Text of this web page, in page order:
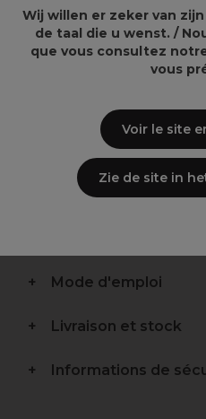
Information importante :
Haute performance
Stabilité de l’appareil
Nomade
Qualité professionnelle
Mode d'emploi
Livraison et stock
Informations de
Wij willen er zeker van
de taal die u wenst. /
que vous consultez
vous
Voir le site
Zie de site in